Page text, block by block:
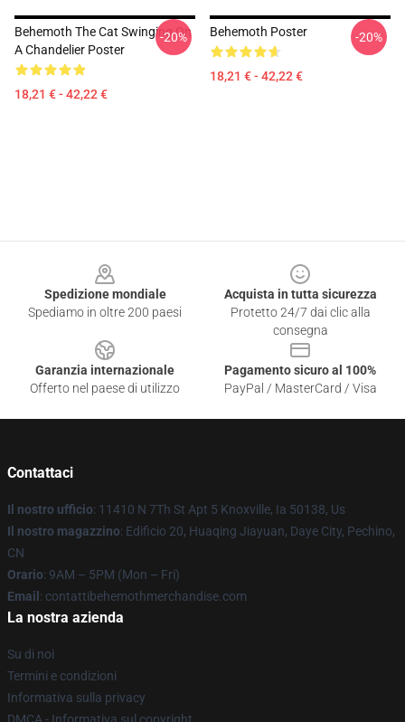
Behemoth The Cat Swinging On
A Chandelier Poster
18,21 € - 42,22 €
-20% Behemoth Poster
18,21 € - 42,22 €
-20%
Spedizione mondiale
Spediamo in oltre 200 paesi
Acquista in tutta sicurezza
Protetto 24/7 dai clic alla
consegna
Garanzia internazionale
Offerto nel paese di utilizzo
Pagamento sicuro al 100%
PayPal / MasterCard / Visa
Contattaci
Il nostro ufficio: 11410 N 7Th St Apt 5 Knoxville, Ia 50138, Us
Il nostro magazzino: Edificio 20, Huaqing Jiayuan, Daye City, Pechino,
CN
Orario: 9AM – 5PM (Mon – Fri)
Email : contattibehemothmerchandise.com
La nostra azienda
Su di noi
Termini e condizioni
Informativa sulla privacy